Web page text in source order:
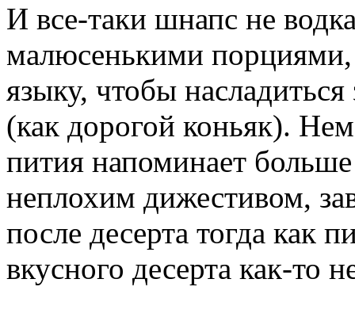
И все-таки шнапс не
малюсенькими порциями,
языку, чтобы
(как дорогой коньяк).
пития напоминает
неплохим дижестивом,
после десерта тогда как
вкусного десерта как-то